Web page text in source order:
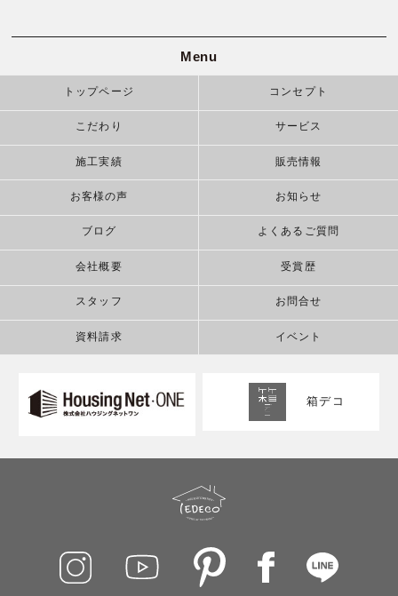
Menu
トップページ コンセプト
こだわり サービス
施工実績 販売情報
お客様の声 お知らせ
ブログ よくあるご質問
会社概要 受賞歴
スタッフ お問合せ
資料請求 イベント
箱デコ